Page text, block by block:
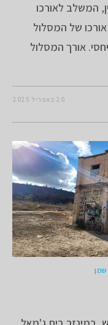
המשלב לאורכו
של המסלול
אורך המסלול
20 באפריל 2025